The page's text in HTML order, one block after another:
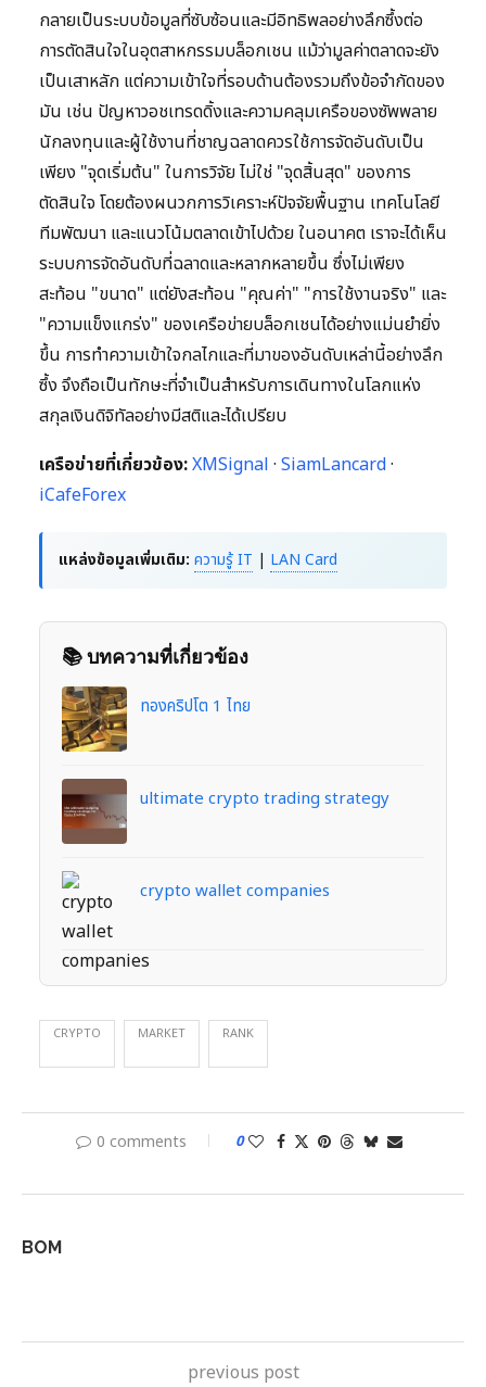
กลายเป็นระบบข้อมูลที่ซับซ้อนและมีอิทธิพลอย่างลึกซึ้งต่อ
การตัดสินใจในอุตสาหกรรมบล็อกเชน แม้ว่ามูลค่าตลาดจะยัง
เป็นเสาหลัก แต่ความเข้าใจที่รอบด้านต้องรวมถึงข้อจำกัดของ
มัน เช่น ปัญหาวอชเทรดดิ้งและความคลุมเครือของซัพพลาย
นักลงทุนและผู้ใช้งานที่ชาญฉลาดควรใช้การจัดอันดับเป็น
เพียง "จุดเริ่มต้น" ในการวิจัย ไม่ใช่ "จุดสิ้นสุด" ของการ
ตัดสินใจ โดยต้องผนวกการวิเคราะห์ปัจจัยพื้นฐาน เทคโนโลยี
ทีมพัฒนา และแนวโน้มตลาดเข้าไปด้วย ในอนาคต เราจะได้เห็น
ระบบการจัดอันดับที่ฉลาดและหลากหลายขึ้น ซึ่งไม่เพียง
สะท้อน "ขนาด" แต่ยังสะท้อน "คุณค่า" "การใช้งานจริง" และ
"ความแข็งแกร่ง" ของเครือข่ายบล็อกเชนได้อย่างแม่นยำยิ่ง
ขึ้น การทำความเข้าใจกลไกและที่มาของอันดับเหล่านี้อย่างลึก
ซึ้ง จึงถือเป็นทักษะที่จำเป็นสำหรับการเดินทางในโลกแห่ง
สกุลเงินดิจิทัลอย่างมีสติและได้เปรียบ
เครือข่ายที่เกี่ยวข้อง:XMSignal · SiamLancard·
iCafeForex
แหล่งข้อมูลเพิ่มเติม: ความรู้ IT | LAN Card
📚 บทความที่เกี่ยวข้อง
ทองคริปโต 1 ไทย
ultimate crypto trading strategy
crypto wallet companies
CRYPTO MARKET RANK
0 comments 0
BOM
previous post